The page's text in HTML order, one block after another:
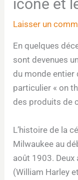
icône et
Laisser un
En quelques
sont devenues
du monde entier
particulier « on
des produits de
L’histoire de la
Milwaukee au
août 1903. Deux
(William Harley